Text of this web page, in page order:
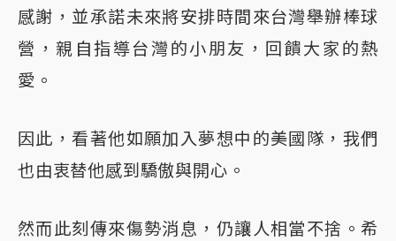
感謝，並承諾未來將安排時間來台灣舉辦棒球
營，親自指導台灣的小朋友，回饋大家的熱
愛。
因此，看著他如願加入夢想中的美國隊，我們
也由衷替他感到驕傲與開心。
然而此刻傳來傷勢消息，仍讓人相當不捨。希